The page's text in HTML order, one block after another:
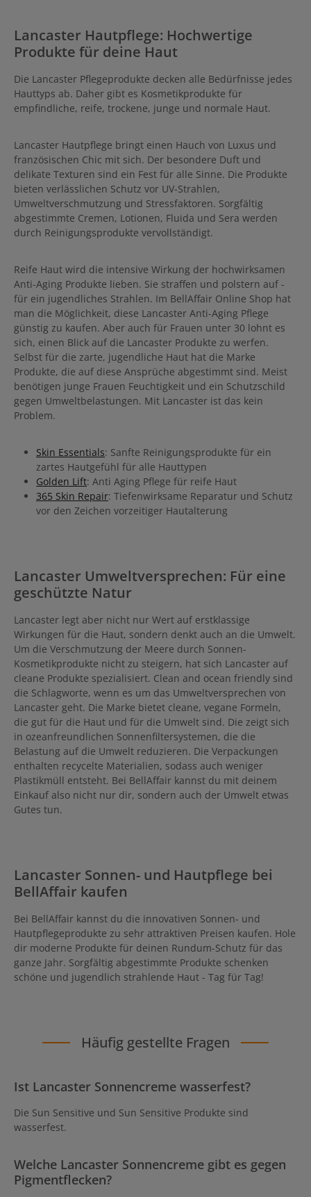
Lancaster Hautpflege: Hochwertige
Produkte für deine Haut
Die Lancaster Pflegeprodukte decken alle Bedürfnisse jedes
Hauttyps ab. Daher gibt es Kosmetikprodukte für
empfindliche, reife, trockene, junge und normale Haut.
Lancaster Hautpflege bringt einen Hauch von Luxus und
französischen Chic mit sich. Der besondere Duft und
delikate Texturen sind ein Fest für alle Sinne. Die Produkte
bieten verlässlichen Schutz vor UV-Strahlen,
Umweltverschmutzung und Stressfaktoren. Sorgfältig
abgestimmte Cremen, Lotionen, Fluida und Sera werden
durch Reinigungsprodukte vervollständigt.
Reife Haut wird die intensive Wirkung der hochwirksamen
Anti-Aging Produkte lieben. Sie straffen und polstern auf -
für ein jugendliches Strahlen. Im BellAffair Online Shop hat
man die Möglichkeit, diese Lancaster Anti-Aging Pflege
günstig zu kaufen. Aber auch für Frauen unter 30 lohnt es
sich, einen Blick auf die Lancaster Produkte zu werfen.
Selbst für die zarte, jugendliche Haut hat die Marke
Produkte, die auf diese Ansprüche abgestimmt sind. Meist
benötigen junge Frauen Feuchtigkeit und ein Schutzschild
gegen Umweltbelastungen. Mit Lancaster ist das kein
Problem.
Skin Essentials: Sanfte Reinigungsprodukte für ein
zartes Hautgefühl für alle Hauttypen
Golden Lift: Anti Aging Pflege für reife Haut
365 Skin Repair: Tiefenwirksame Reparatur und Schutz
vor den Zeichen vorzeitiger Hautalterung
Lancaster Umweltversprechen: Für eine
geschützte Natur
Lancaster legt aber nicht nur Wert auf erstklassige
Wirkungen für die Haut, sondern denkt auch an die Umwelt.
Um die Verschmutzung der Meere durch Sonnen-
Kosmetikprodukte nicht zu steigern, hat sich Lancaster auf
cleane Produkte spezialisiert. Clean and ocean friendly sind
die Schlagworte, wenn es um das Umweltversprechen von
Lancaster geht. Die Marke bietet cleane, vegane Formeln,
die gut für die Haut und für die Umwelt sind. Die zeigt sich
in ozeanfreundlichen Sonnenfiltersystemen, die die
Belastung auf die Umwelt reduzieren. Die Verpackungen
enthalten recycelte Materialien, sodass auch weniger
Plastikmüll entsteht. Bei BellAffair kannst du mit deinem
Einkauf also nicht nur dir, sondern auch der Umwelt etwas
Gutes tun.
Lancaster Sonnen- und Hautpflege bei
BellAffair kaufen
Bei BellAffair kannst du die innovativen Sonnen- und
Hautpflegeprodukte zu sehr attraktiven Preisen kaufen. Hole
dir moderne Produkte für deinen Rundum-Schutz für das
ganze Jahr. Sorgfältig abgestimmte Produkte schenken
schöne und jugendlich strahlende Haut - Tag für Tag!
Häufig gestellte Fragen
Ist Lancaster Sonnencreme wasserfest?
Die Sun Sensitive und Sun Sensitive Produkte sind
wasserfest.
Welche Lancaster Sonnencreme gibt es gegen
Pigmentflecken?